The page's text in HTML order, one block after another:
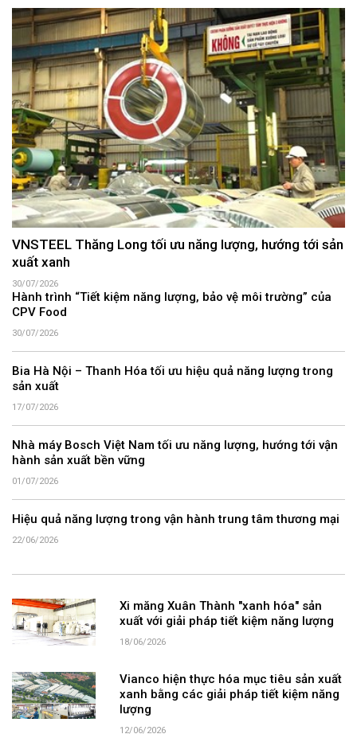
VNSTEEL Thăng Long tối ưu năng lượng, hướng tới sản
xuất xanh
30/07/2026
Hành trình “Tiết kiệm năng lượng, bảo vệ môi trường” của
CPV Food
30/07/2026
Bia Hà Nội – Thanh Hóa tối ưu hiệu quả năng lượng trong
sản xuất
17/07/2026
Nhà máy Bosch Việt Nam tối ưu năng lượng, hướng tới vận
hành sản xuất bền vững
01/07/2026
Hiệu quả năng lượng trong vận hành trung tâm thương mại
22/06/2026
Xi măng Xuân Thành "xanh hóa" sản
xuất với giải pháp tiết kiệm năng lượng
18/06/2026
Vianco hiện thực hóa mục tiêu sản xuất
xanh bằng các giải pháp tiết kiệm năng
lượng
12/06/2026